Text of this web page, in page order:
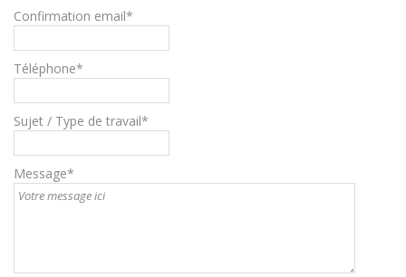
Confirmation email*
Téléphone*
Sujet / Type de travail*
Message*